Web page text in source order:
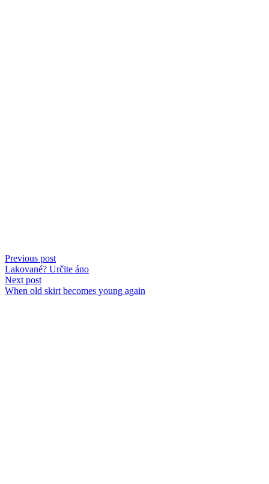
Previous post
Lakované? Určite áno
Next post
When old skirt becomes young again